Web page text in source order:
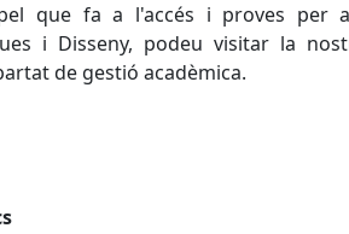
que fa a l'accés i proves per
i Disseny, podeu visitar la
de gestió acadèmica.